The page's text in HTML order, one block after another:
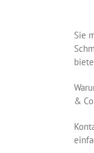
Sie
&